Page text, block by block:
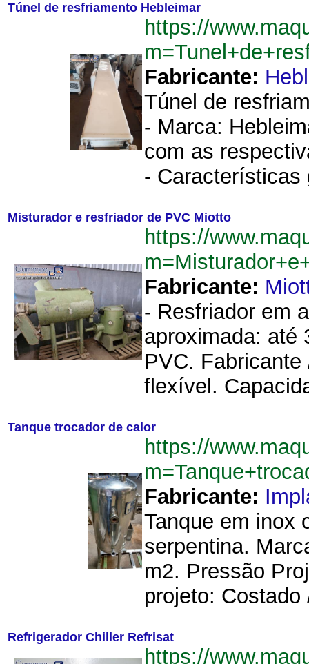
Túnel de resfriamento Hebleimar
https://
Fabricante:
Túnel de
- Marca:
com as
- Características
Misturador e resfriador de PVC Miotto
https://
Fabricante:
- Resfriador em
aproximada: até
PVC.
flexível.
Tanque trocador de calor
https://
Fabricante:
Tanque em inox
serpentina.
m2. Pressão
projeto:
Refrigerador Chiller Refrisat
https://